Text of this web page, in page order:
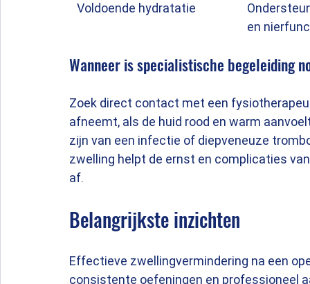
Voldoende hydratatie
en
Wanneer is specialistische begeleiding
Zoek direct contact met een
afneemt, als de huid rood en warm
zijn van een infectie of diepveneuze
zwelling helpt de ernst en complicaties
af.
Belangrijkste inzichten
Effectieve zwellingvermindering na een
consistente oefeningen en professioneel